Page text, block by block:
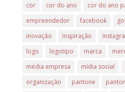
cor
cor do ano cor do ano
empreendedor
facebook
inovação
inspiração
logo
logotipo marca
média empresa
mídia social
organização
pantone